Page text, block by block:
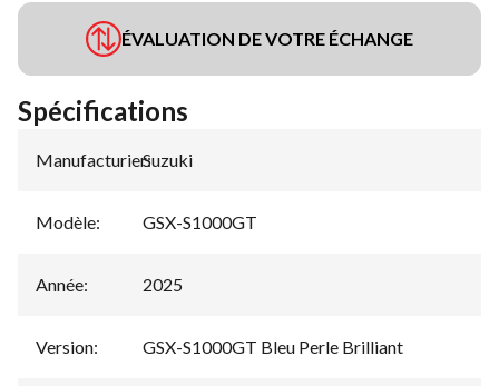
ÉVALUATION DE VOTRE ÉCHANGE
Spécifications
Manufacturier:
Suzuki
Modèle: GSX-S1000GT
Année: 2025
Version: GSX-S1000GT Bleu Perle Brilliant